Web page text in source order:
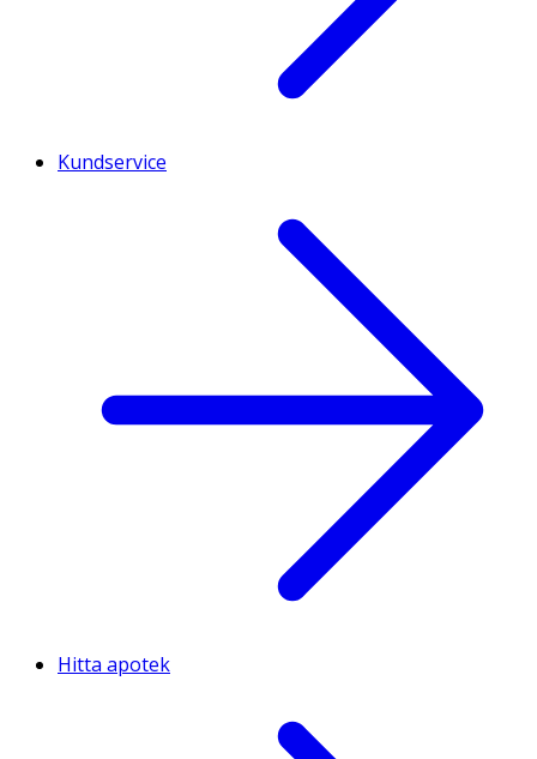
Kundservice
Hitta apotek